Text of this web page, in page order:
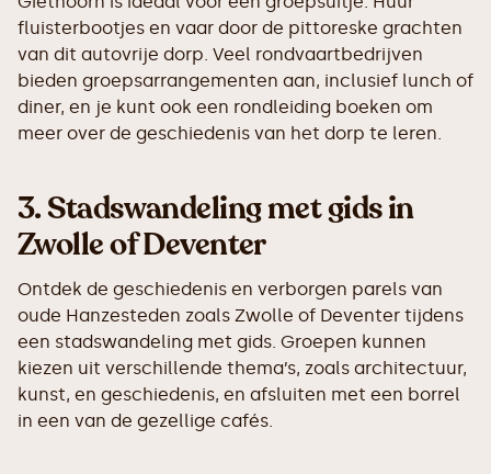
fluisterbootjes en vaar door de pittoreske grachten
van dit autovrije dorp. Veel rondvaartbedrijven
bieden groepsarrangementen aan, inclusief lunch of
diner, en je kunt ook een rondleiding boeken om
meer over de geschiedenis van het dorp te leren.
3.Stadswandeling met gids in
Zwolle of Deventer
Ontdek de geschiedenis en verborgen parels van
oude Hanzesteden zoals Zwolle of Deventer tijdens
een stadswandeling met gids. Groepen kunnen
kiezen uit verschillende thema’s, zoals architectuur,
kunst, en geschiedenis, en afsluiten met een borrel
in een van de gezellige cafés.